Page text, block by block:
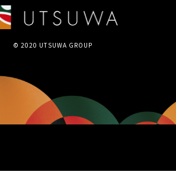
© 2020 UTSUWA GROUP